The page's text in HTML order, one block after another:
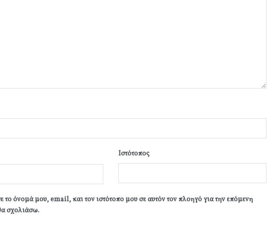
Ιστότοπος
το όνομά μου, email, και τον ιστότοπο μου σε αυτόν τον πλοηγό για την επόμενη
σχολιάσω.